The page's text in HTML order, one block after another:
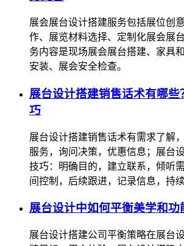
展会展台设计搭建服务包括展位创
作、展览材料选择、定制化展会展
务内容是现场展会展台搭建、家具
安装、展会安全检查。
展台设计搭建销售话术有哪些
巧
展台设计搭建销售话术有需求了解
服务，询问决策，优惠信息；展台
技巧：明确目的，建立联系，倾听
间控制，后续跟进，记录信息，持续
展台设计中如何平衡美学和功
展台设计搭建公司平衡策略在展台